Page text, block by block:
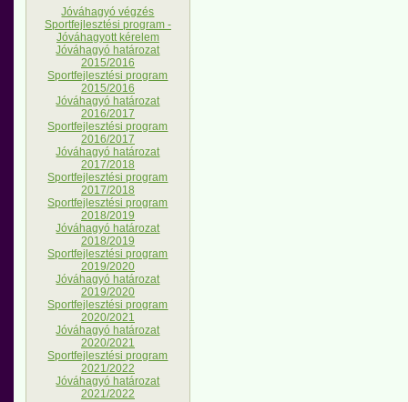
Jóváhagyó végzés
Sportfejlesztési program -
Jóváhagyott kérelem
Jóváhagyó határozat
2015/2016
Sportfejlesztési program
2015/2016
Jóváhagyó határozat
2016/2017
Sportfejlesztési program
2016/2017
Jóváhagyó határozat
2017/2018
Sportfejlesztési program
2017/2018
Sportfejlesztési program
2018/2019
Jóváhagyó határozat
2018/2019
Sportfejlesztési program
2019/2020
Jóváhagyó határozat
2019/2020
Sportfejlesztési program
2020/2021
Jóváhagyó határozat
2020/2021
Sportfejlesztési program
2021/2022
Jóváhagyó határozat
2021/2022